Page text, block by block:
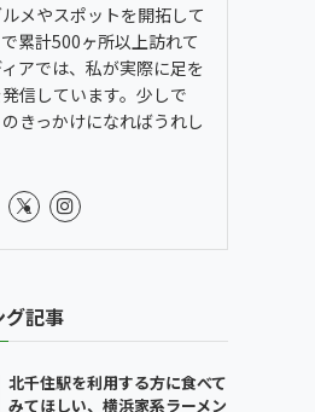
メやスポットを開拓して
累計500ヶ所以上訪れて
アでは、私が実際に足を
信しています。少しで
きっかけになればうれし
グ記事
北千住駅を利用する方に食べて
みてほしい、横浜家系ラーメン